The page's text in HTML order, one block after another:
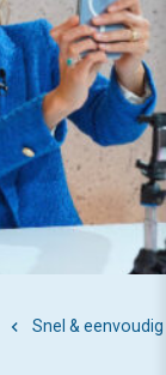
Snel & eenvoudig